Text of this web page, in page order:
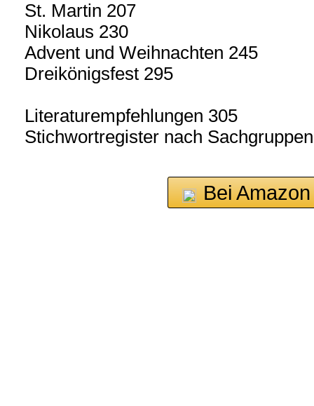
St. Martin 207
Nikolaus 230
Advent und Weihnachten 245
Dreikönigsfest 295
Literaturempfehlungen 305
Stichwortregister nach
Bei